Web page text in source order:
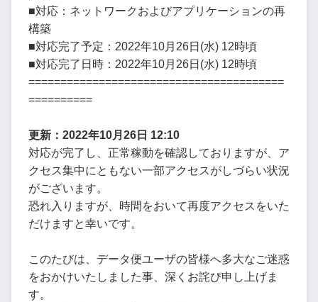
■対応：ネットワークおよびアプリケーションの再
構築
■対応完了予定：2022年10月26日(水) 12時頃
■対応完了日時：2022年10月26日(水) 12時頃
========================================
==========
更新：2022年10月26日 12:10
対応が完了し、正常稼動を確認しておりますが、ア
クセス集中にともない一部アクセスがしづらい状況
がございます。
恐れ入りますが、時間をおいて再度アクセスをいた
だけますと幸いです。
このたびは、データ便ユーザの皆様へ多大なご迷惑
をおかけいたしました事、深くお詫び申し上げま
す。